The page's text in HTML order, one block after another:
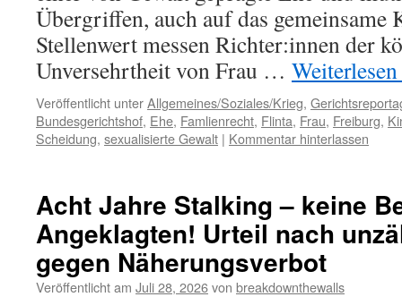
Übergriffen, auch auf das gemeinsame
Stellenwert messen Richter:innen der
Unversehrtheit von Frau … Weiterlesen
Veröffentlicht unterAllgemeines/Soziales/Krieg,
Bundesgerichtshof, Ehe, Famlienrecht, Flinta, Frau, Freiburg,
Scheidung, sexualisierte Gewalt | Kommentar hinterlassen
Acht Jahre Stalking – keine
Angeklagten! Urteil nach
gegen Näherungsverbot
Veröffentlicht am Juli 28, 2026von breakdownthewalls